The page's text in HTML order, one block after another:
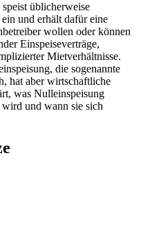
üblicherweise
und erhält dafür eine
wollen oder können
Einspeiseverträge,
Mietverhältnisse.
die sogenannte
hat aber wirtschaftliche
was Nulleinspeisung
wird und wann sie sich